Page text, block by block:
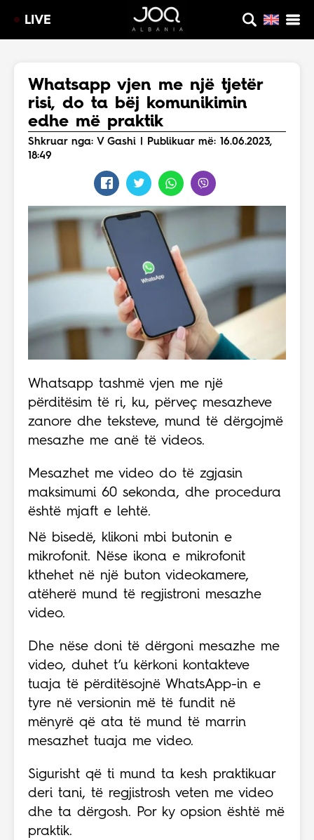
LIVE
Whatsapp vjen me një tjetër
risi, do ta bëj komunikimin
edhe më praktik
Shkruar nga: V Gashi | Publikuar më: 16.06.2023,
18:49
Whatsapp tashmë vjen me një
përditësim të ri, ku, përveç mesazheve
zanore dhe teksteve, mund të dërgojmë
mesazhe me anë të videos.
Mesazhet me video do të zgjasin
maksimumi 60 sekonda, dhe procedura
është mjaft e lehtë.
Në bisedë, klikoni mbi butonin e
mikrofonit. Nëse ikona e mikrofonit
kthehet në një buton videokamere,
atëherë mund të regjistroni mesazhe
video.
Dhe nëse doni të dërgoni mesazhe me
video, duhet t’u kërkoni kontakteve
tuaja të përditësojnë WhatsApp-in e
tyre në versionin më të fundit në
mënyrë që ata të mund të marrin
mesazhet tuaja me video.
Sigurisht që ti mund ta kesh praktikuar
deri tani, të regjistrosh veten me video
dhe ta dërgosh. Por ky opsion është më
praktik.